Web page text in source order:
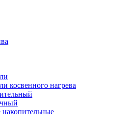
косвенного нагрева
накопительные